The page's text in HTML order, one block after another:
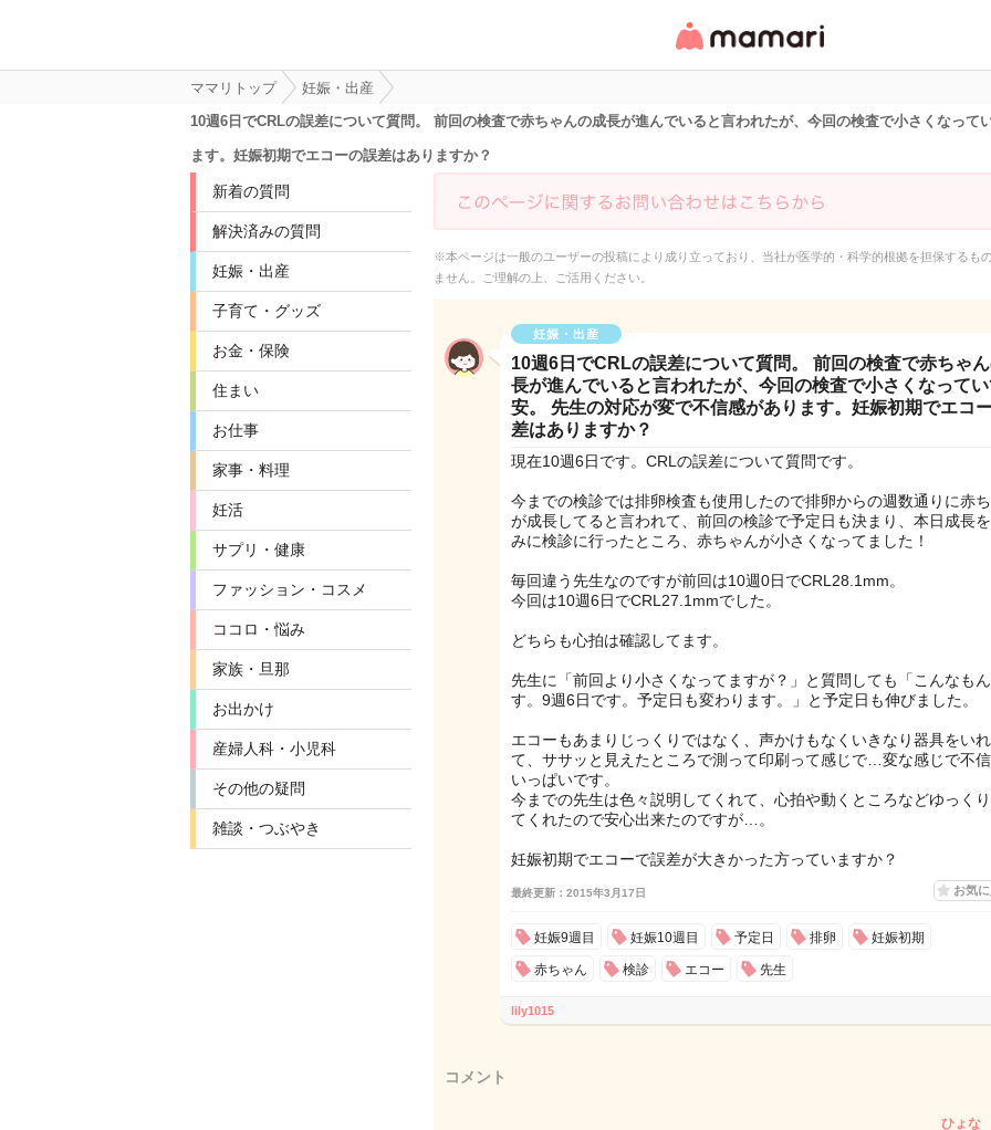
リ・情報サイト
ママリトップ
妊娠・出産
10週6日でCRLの誤差について質問。 前回の検査で赤ちゃんの成長が進んでいると言われたが、今回の検査で小さくなって
ます。妊娠初期でエコーの誤差はありますか？
新着の質問
解決済みの質問
妊娠・出産
子育て・グッズ
お金・保険
住まい
お仕事
家事・料理
妊活
サプリ・健康
ファッション・コスメ
ココロ・悩み
家族・旦那
お出かけ
産婦人科・小児科
その他の疑問
雑談・つぶやき
※本ページは一般のユーザーの投稿により成り立っており、当社が医学的・科学的根拠を担保するも
ません。ご理解の上、ご活用ください。
妊娠・出産
10週6日でCRLの誤差について質問。 前回の検査で赤ちゃ
長が進んでいると言われたが、今回の検査で小さくなって
安。 先生の対応が変で不信感があります。妊娠初期でエコ
差はありますか？
現在10週6日です。CRLの誤差について質問です。
今までの検診では排卵検査も使用したので排卵からの週数通りに赤
が成長してると言われて、前回の検診で予定日も決まり、本日成長
みに検診に行ったところ、赤ちゃんが小さくなってました！
毎回違う先生なのですが前回は10週0日でCRL28.1mm。
今回は10週6日でCRL27.1mmでした。
どちらも心拍は確認してます。
先生に「前回より小さくなってますが？」と質問しても「こんなも
す。9週6日です。予定日も変わります。」と予定日も伸びました。
エコーもあまりじっくりではなく、声かけもなくいきなり器具をい
て、ササッと見えたところで測って印刷って感じで…変な感じで不
いっぱいです。
今までの先生は色々説明してくれて、心拍や動くところなどゆっく
てくれたので安心出来たのですが…。
妊娠初期でエコーで誤差が大きかった方っていますか？
最終更新：2015年3月17日 お気
妊娠9週目 妊娠10週目 予定日 排卵 妊娠初期
赤ちゃん 検診 エコー 先生
lily1015
コメント
ひょな